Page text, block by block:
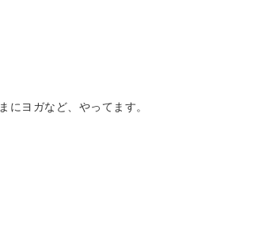
ヨガなど、やってます。